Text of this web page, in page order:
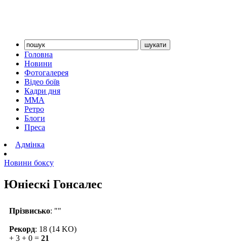
Головна
Новини
Фотогалерея
Відео боїв
Кадри дня
ММА
Ретро
Блоги
Преса
Адмінка
Новини боксу
Юніескі Гонсалес
Прізвисько: ""
Рекорд: 18 (14 KO)
+ 3 + 0 = 21